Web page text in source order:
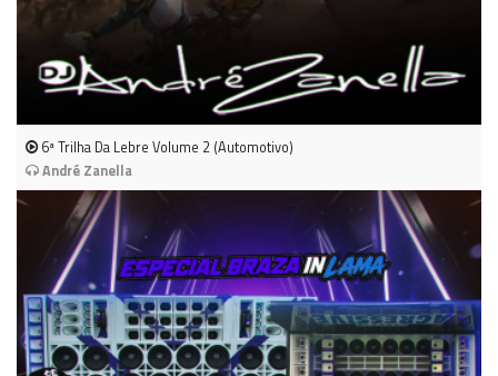
6ª Trilha Da Lebre Volume 2 (Automotivo)
André Zanella